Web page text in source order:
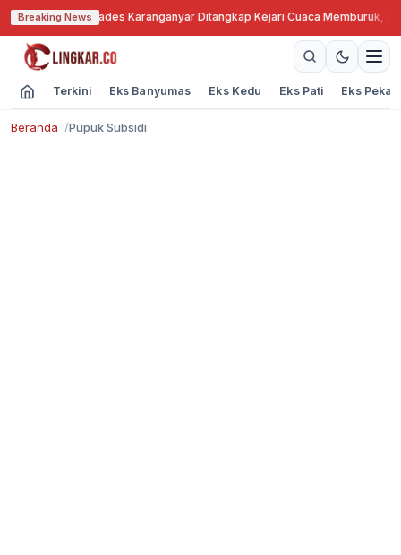
Breaking News
Bengkok, Kades Karanganyar Ditangkap Kejari·Cuaca Memburuk,
Terkini Eks Banyumas Eks Kedu Eks Pati Eks
Beranda Pupuk Subsidi